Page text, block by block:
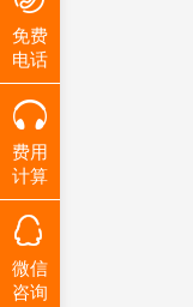
免费
电话
费用
计算
微信
咨询